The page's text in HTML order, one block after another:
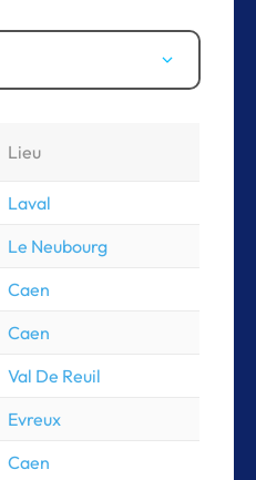
Lieu
Laval
Le Neubourg
Caen
Caen
Val De Reuil
Evreux
Caen